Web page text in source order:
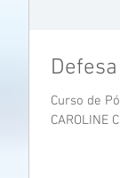
Curso de
CAROLINE